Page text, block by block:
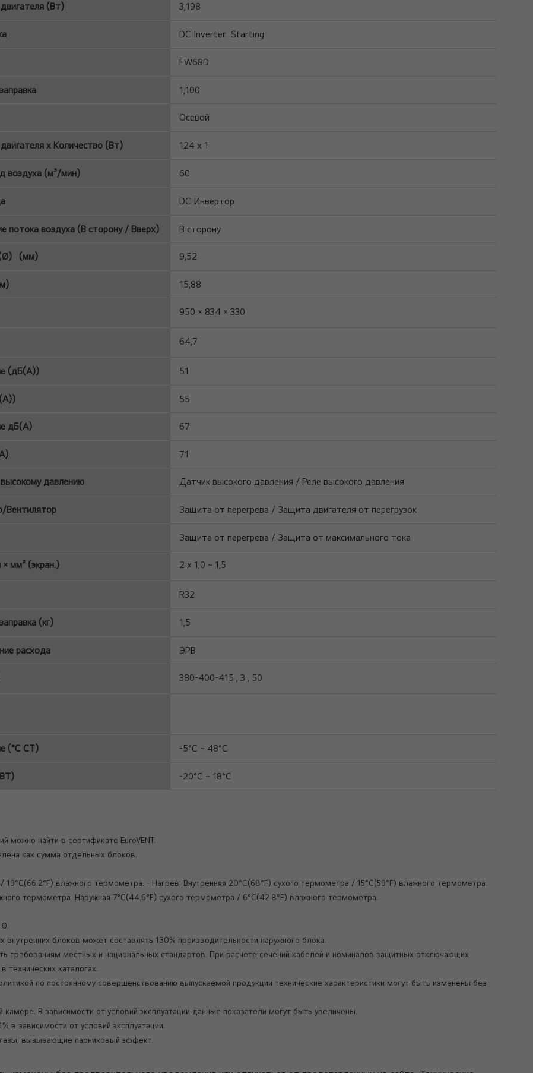
(Вт) 3,198
DC Inverter Starting
FW68D
1,100
Осевой
x Количество (Вт) 124 х 1
воздуха (м³/мин) 60
DC Инвертор
потока воздуха (В сторону / Вверх) В сторону
(Ø) (мм) 9,52
15,88
950 × 834 × 330
64,7
(дБ(A)) 51
55
дБ(A) 67
71
давлению Датчик высокого давления / Реле высокого давления
Вентилятор Защита от перегрева / Защита двигателя от перегрузок
Защита от перегрева / Защита от максимального тока
мм² (экран.) 2 x 1,0 ~ 1,5
R32
(кг) 1,5
расхода ЭРВ
380-400-415 , 3 , 50
(°C СТ) -5°C ~ 48°C
-20°C ~ 18°C
можно найти в сертификате EuroVENT.
как сумма отдельных блоков.
влажного термометра. - Нагрев: Внутренняя 20°C(68°F) сухого термометра / 15°C(59°F) влажного термометра.
термометра. Наружная 7°C(44.6°F) сухого термометра / 6°C(42.8°F) влажного термометра.
блоков может составлять 130% производительности наружного блока.
требованиям местных и национальных стандартов. При расчете сечений кабелей и номиналов защитных отключающих
каталогах.
по постоянному совершенствованию выпускаемой продукции технические характеристики могут быть изменены без
В зависимости от условий эксплуатации данные показатели могут быть увеличены.
зависимости от условий эксплуатации.
вызывающие парниковый эффект.